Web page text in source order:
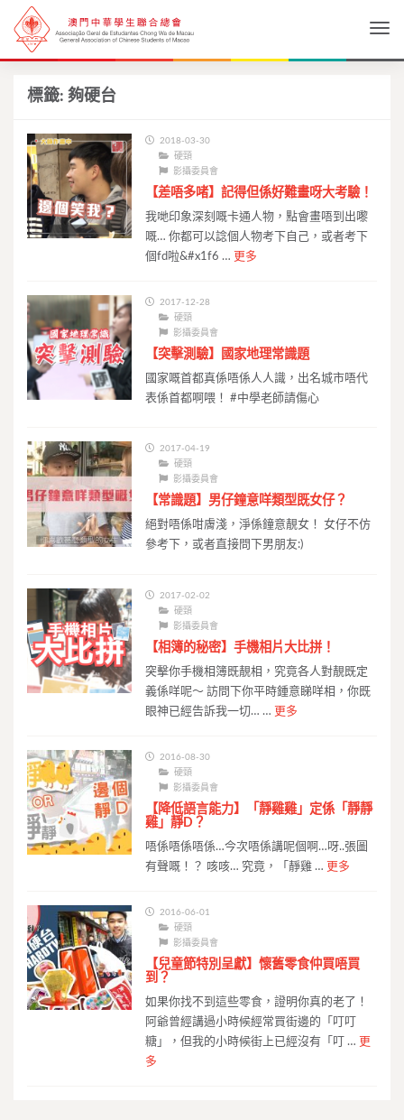
標籤: 夠硬台
2018-03-30
硬頸
影攝委員會
【差唔多啫】記得但係好難畫呀大考驗！
我哋印象深刻嘅卡通人物，點會畫唔到出嚟
嘅… 你都可以諗個人物考下自己，或者考下
個fd啦&#x1f6 … 更多
2017-12-28
硬頸
影攝委員會
【突擊測驗】國家地理常識題
國家嘅首都真係唔係人人識，出名城市唔代
表係首都啊喂！ #中學老師請傷心
2017-04-19
硬頸
影攝委員會
【常識題】男仔鐘意咩類型既女仔？
絕對唔係咁膚淺，淨係鐘意靚女！ 女仔不仿
參考下，或者直接問下男朋友:)
2017-02-02
硬頸
影攝委員會
【相簿的秘密】手機相片大比拼！
突擊你手機相簿既靚相，究竟各人對靚既定
義係咩呢～ 訪問下你平時鍾意睇咩相，你既
眼神已經告訴我一切… … 更多
2016-08-30
硬頸
影攝委員會
【降低語言能力】「靜雞雞」定係「靜靜
雞」靜D？
唔係唔係唔係…今次唔係講呢個啊…呀..張圖
有聲嘅！？ 咳咳… 究竟，「靜雞 … 更多
2016-06-01
硬頸
影攝委員會
【兒童節特別呈獻】懷舊零食仲買唔買
到？
如果你找不到這些零食，證明你真的老了！
阿爺曾經講過小時候經常買街邊的「叮叮
糖」，但我的小時候街上已經沒有「叮 … 更
多